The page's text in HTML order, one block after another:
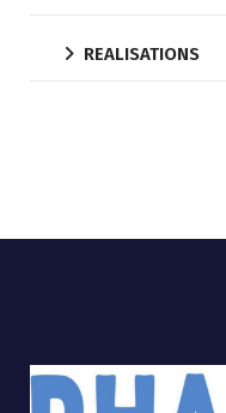
REALISATIONS